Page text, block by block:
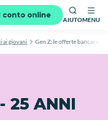
conto online
AIUTOMENU
ai giovani Gen Z: le offerte bancarie
25 ANNI